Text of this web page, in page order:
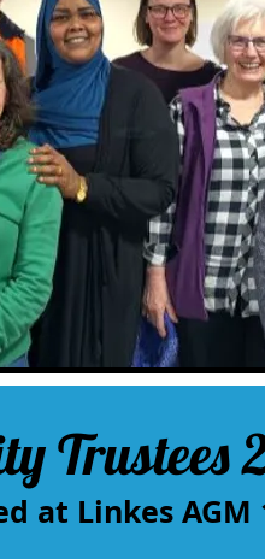
Trustees
at Linkes AGM